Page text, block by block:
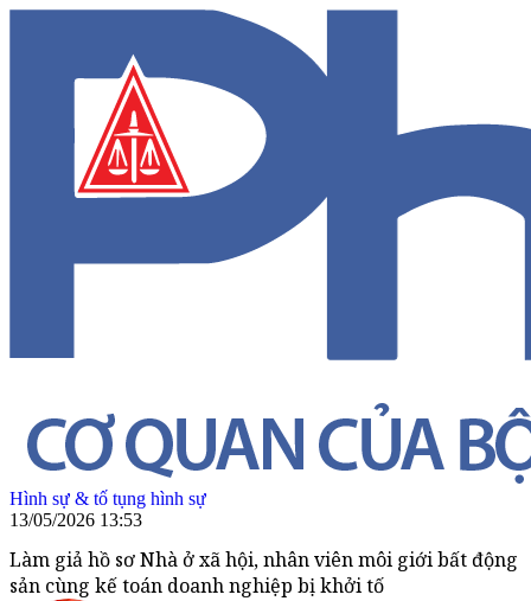
Hình sự & tố tụng hình sự
13/05/2026 13:53
Làm giả hồ sơ Nhà ở xã hội, nhân viên môi giới bất động
sản cùng kế toán doanh nghiệp bị khởi tố